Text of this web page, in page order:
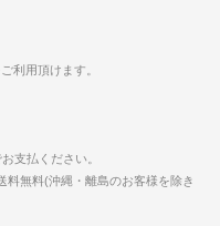
利用頂けます。
支払ください。
無料(沖縄・離島のお客様を除き